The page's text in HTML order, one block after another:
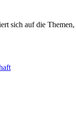
sich auf die